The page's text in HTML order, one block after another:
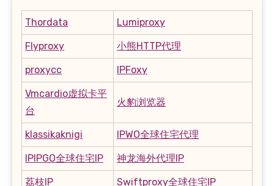
Thordata Lumiproxy
Flyproxy 小熊HTTP代理
proxycc IPFoxy
Vmcardio虚拟卡平
台
火豹浏览器
klassikaknigi IPWO全球住宅代理
IPIPGO全球住宅IP 神龙海外代理IP
荔枝IP Swiftproxy全球住宅IP